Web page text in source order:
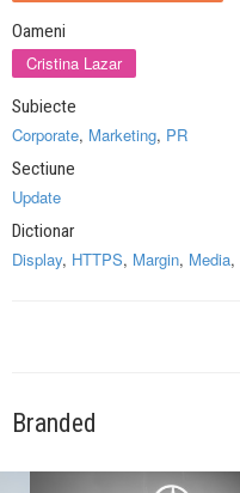
Oameni
Cristina Lazar
Subiecte
Corporate, Marketing, PR
Sectiune
Update
Dictionar
Display, HTTPS, Margin, Media,
Branded